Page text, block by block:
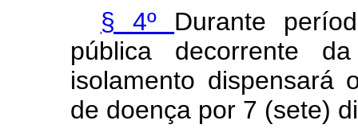
§ 4º Durante
pública decorrente
isolamento dispensará
de doença por 7 (sete)